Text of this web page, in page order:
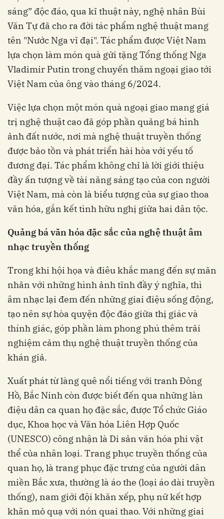
sáng” độc đáo, qua kĩ thuật này, nghệ nhân Bùi
Văn Tự đã cho ra đời tác phẩm nghệ thuật mang
tên "Nước Nga vĩ đại". Tác phẩm được Việt Nam
lựa chọn làm món quà gửi tặng Tổng thống Nga
Vladimir Putin trong chuyến thăm ngoại giao tới
Việt Nam của ông vào tháng 6/2024.
Việc lựa chọn một món quà ngoại giao mang giá
trị nghệ thuật cao đã góp phần quảng bá hình
ảnh đất nước, nơi mà nghệ thuật truyền thống
được bảo tồn và phát triển hài hòa với yếu tố
đương đại. Tác phẩm không chỉ là lời giới thiệu
đầy ấn tượng về tài năng sáng tạo của con người
Việt Nam, mà còn là biểu tượng của sự giao thoa
văn hóa, gắn kết tình hữu nghị giữa hai dân tộc.
Quảng bá văn hóa đặc sắc của nghệ thuật âm
nhạc truyền thống
Trong khi hội họa và điêu khắc mang đến sự mãn
nhãn với những hình ảnh tĩnh đầy ý nghĩa, thì
âm nhạc lại đem đến những giai điệu sống động,
tạo nên sự hòa quyện độc đáo giữa thị giác và
thính giác, góp phần làm phong phú thêm trải
nghiệm cảm thụ nghệ thuật truyền thống của
khán giả.
Xuất phát từ làng quê nổi tiếng với tranh Đông
Hồ, Bắc Ninh còn được biết đến qua những làn
điệu dân ca quan họ đặc sắc, được Tổ chức Giáo
dục, Khoa học và Văn hóa Liên Hợp Quốc
(UNESCO) công nhận là Di sản văn hóa phi vật
thể của nhân loại. Trang phục truyền thống của
quan họ, là trang phục đặc trưng của người dân
miền Bắc xưa, thường là áo the (loại áo dài truyền
thống), nam giới đội khăn xếp, phụ nữ kết hợp
khăn mỏ quạ với nón quai thao. Với những giai